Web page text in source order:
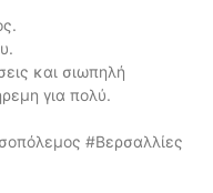
και σιωπηλή
για πολύ.
#Βερσαλλίες